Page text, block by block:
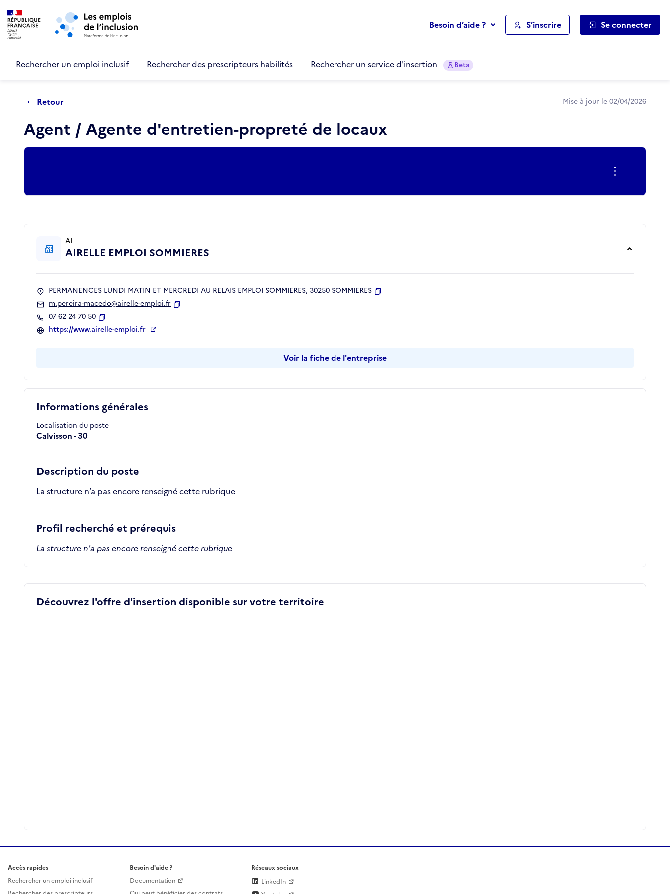
Aller au menu principal
Besoin d’aide ? S’inscrire Se connecter
Rechercher un emploi inclusif Rechercher des prescripteurs habilités Rechercher un service d'insertion Beta
Retour Mise à jour le 02/04/2026
Agent / Agente d'entretien-propreté de locaux
Informations générales
Localisation du poste
Calvisson - 30
Description du poste
La structure n’a pas encore renseigné cette rubrique
Profil recherché et prérequis
La structure n'a pas encore renseigné cette rubrique
AI
AIRELLE EMPLOI SOMMIERES
PERMANENCES LUNDI MATIN ET MERCREDI AU RELAIS EMPLOI SOMMIERES, 30250 SOMMIERES
m.pereira-macedo@airelle-emploi.fr
07 62 24 70 50
Copier
https://www.airelle-emploi.fr
Voir la fiche de l'entreprise
Découvrez l'offre d'insertion disponible sur votre territoire
Accès rapides
Rechercher un emploi inclusif
Besoin d'aide ?
Documentation
Réseaux sociaux
LinkedIn